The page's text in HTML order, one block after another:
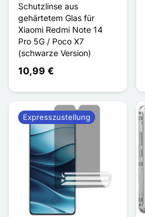
Schutzlinse aus
gehärtetem Glas für
Xiaomi Redmi Note 14
Pro 5G / Poco X7
(schwarze Version)
10,99 €
Expresszustellung